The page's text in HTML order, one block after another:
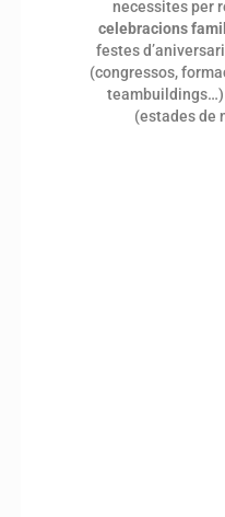
necessites per
celebracions
festes
(congressos,
(estades de